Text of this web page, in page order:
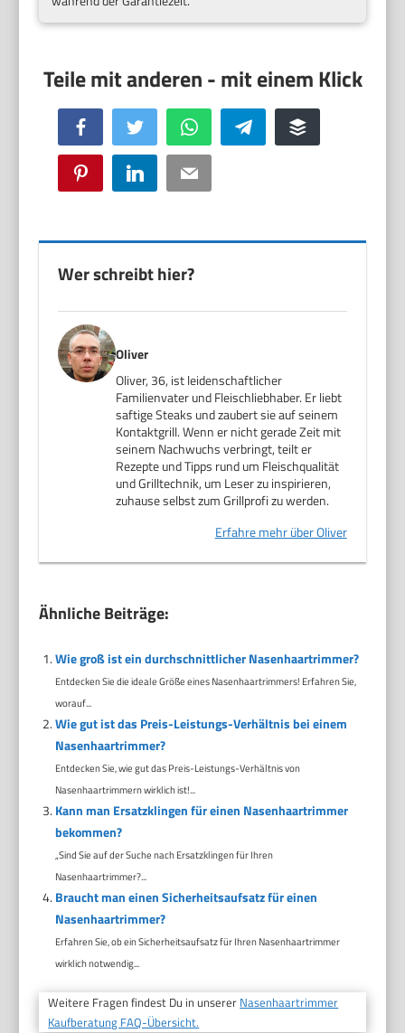
Facebook Twitter WhatsApp Telegram Buffer
Pinterest LinkedIn Email
Wer schreibt hier?
Oliver
Oliver, 36, ist leidenschaftlicher
Familienvater und Fleischliebhaber. Er liebt
saftige Steaks und zaubert sie auf seinem
Kontaktgrill. Wenn er nicht gerade Zeit mit
seinem Nachwuchs verbringt, teilt er
Rezepte und Tipps rund um Fleischqualität
und Grilltechnik, um Leser zu inspirieren,
zuhause selbst zum Grillprofi zu werden.
Erfahre mehr über Oliver
Ähnliche Beiträge:
Wie groß ist ein durchschnittlicher Nasenhaartrimmer?
Entdecken Sie die ideale Größe eines Nasenhaartrimmers! Erfahren Sie,
worauf...
Wie gut ist das Preis-Leistungs-Verhältnis bei einem
Nasenhaartrimmer?
Entdecken Sie, wie gut das Preis-Leistungs-Verhältnis von
Nasenhaartrimmern wirklich ist!...
Kann man Ersatzklingen für einen Nasenhaartrimmer
bekommen?
„Sind Sie auf der Suche nach Ersatzklingen für Ihren
Nasenhaartrimmer?...
Braucht man einen Sicherheitsaufsatz für einen
Nasenhaartrimmer?
Erfahren Sie, ob ein Sicherheitsaufsatz für Ihren Nasenhaartrimmer
wirklich notwendig...
Weitere Fragen findest Du in unserer Nasenhaartrimmer
Kaufberatung FAQ-Übersicht.